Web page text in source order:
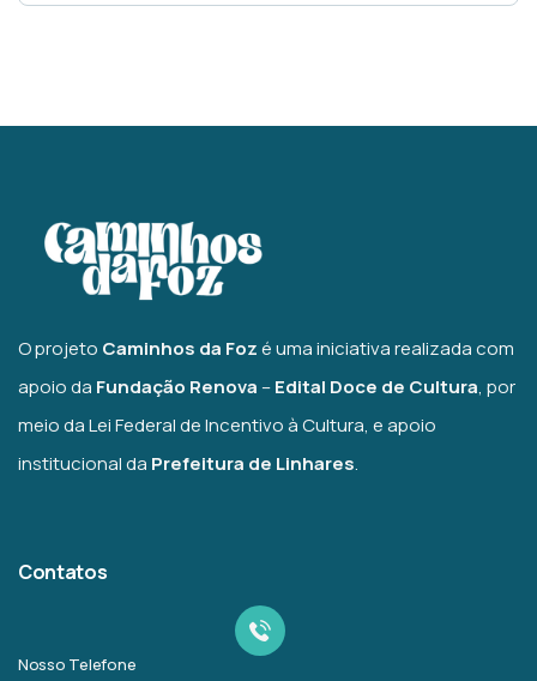
O projeto Caminhos da Fozé uma iniciativa realizada com
apoio da Fundação Renova –Edital Doce de Cultura, por
meio da Lei Federal de Incentivo à Cultura, e apoio
institucional da Prefeitura de Linhares.
Contatos
Nosso Telefone